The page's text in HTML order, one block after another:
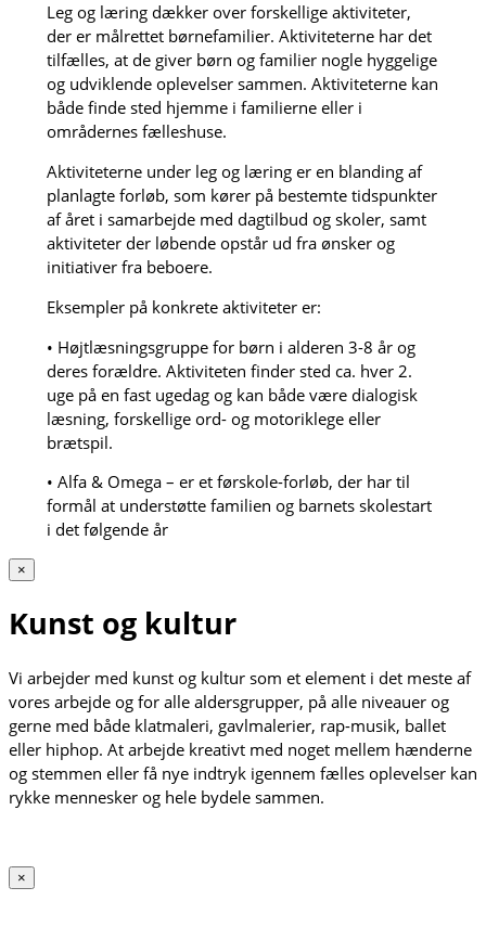
Leg og læring dækker over forskellige aktiviteter,
der er målrettet børnefamilier. Aktiviteterne har det
tilfælles, at de giver børn og familier nogle hyggelige
og udviklende oplevelser sammen. Aktiviteterne kan
både finde sted hjemme i familierne eller i
områdernes fælleshuse.
Aktiviteterne under leg og læring er en blanding af
planlagte forløb, som kører på bestemte tidspunkter
af året i samarbejde med dagtilbud og skoler, samt
aktiviteter der løbende opstår ud fra ønsker og
initiativer fra beboere.
Eksempler på konkrete aktiviteter er:
• Højtlæsningsgruppe for børn i alderen 3-8 år og
deres forældre. Aktiviteten finder sted ca. hver 2.
uge på en fast ugedag og kan både være dialogisk
læsning, forskellige ord- og motoriklege eller
brætspil.
• Alfa & Omega – er et førskole-forløb, der har til
formål at understøtte familien og barnets skolestart
i det følgende år
×
Kunst og kultur
Vi arbejder med kunst og kultur som et element i det meste af
vores arbejde og for alle aldersgrupper, på alle niveauer og
gerne med både klatmaleri, gavlmalerier, rap-musik, ballet
eller hiphop. At arbejde kreativt med noget mellem hænderne
og stemmen eller få nye indtryk igennem fælles oplevelser kan
rykke mennesker og hele bydele sammen.
×